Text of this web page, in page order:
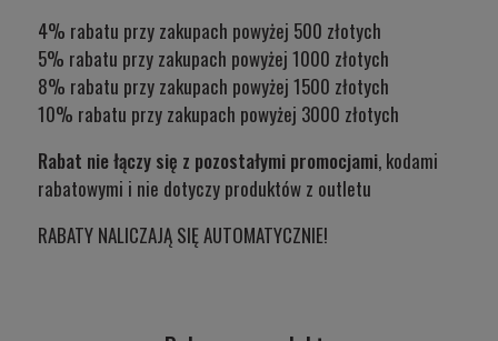
4% rabatu przy zakupach powyżej 500 złotych
5% rabatu przy zakupach powyżej 1000 złotych
8% rabatu przy zakupach powyżej 1500 złotych
10% rabatu przy zakupach powyżej 3000 złotych
Rabat nie łączy się z pozostałymi promocjami, kodami
rabatowymi i nie dotyczy produktów z outletu
RABATY NALICZAJĄ SIĘ AUTOMATYCZNIE!